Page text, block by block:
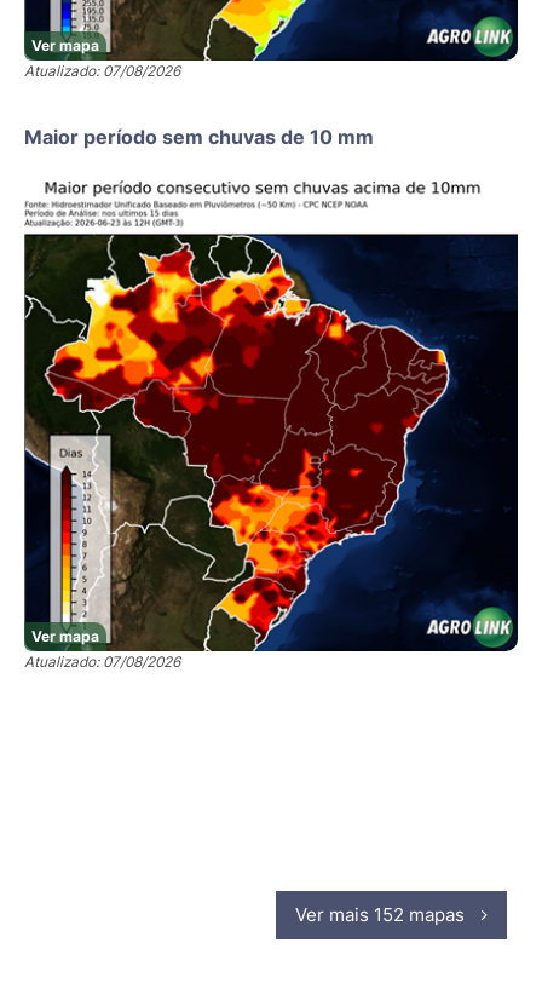
Ver mapa
Atualizado: 07/08/2026
Maior período sem chuvas de 10 mm
Ver mapa
Atualizado: 07/08/2026
Ver mais 152 mapas